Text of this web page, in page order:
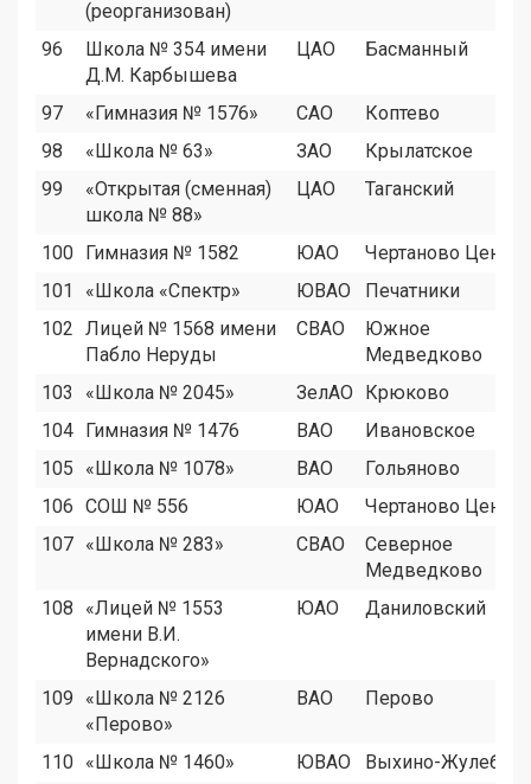
(реорганизован)
96
Школа № 354 имени
Д.М. Карбышева
ЦАО Басманный
97 «Гимназия № 1576» САО
Коптево
98
«Школа № 63» ЗАО
Крылатское
99
«Открытая (сменная)
школа № 88»
ЦАО Таганский
100 Гимназия № 1582 ЮАО
Чертаново Центр
101
«Школа «Спектр» ЮВАО
Печатники
102 Лицей № 1568 имени
Пабло Неруды
СВАО
Южное
Медведково
103
«Школа № 2045» ЗелАО
Крюково
104 Гимназия № 1476 ВАО
Ивановское
105
«Школа № 1078» ВАО
Гольяново
106 СОШ № 556 ЮАО
Чертаново Центр
107 «Школа № 283» СВАО
Северное
Медведково
108
«Лицей № 1553
имени В.И.
Вернадского»
ЮАО Даниловский
109
«Школа № 2126
«Перово»
ВАО Перово
110 «Школа № 1460» ЮВАО Выхино-Жулебино